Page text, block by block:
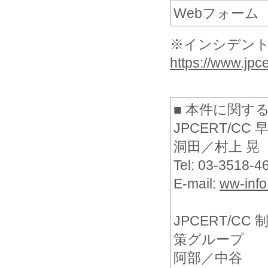
Webフォーム
※インシデン
https://
■ 本件に関す
JPCERT/CC
洞田／村上 晃
Tel: 03-3518-
E-mail: ww-
JPCERT/CC
策グループ
阿部／中谷